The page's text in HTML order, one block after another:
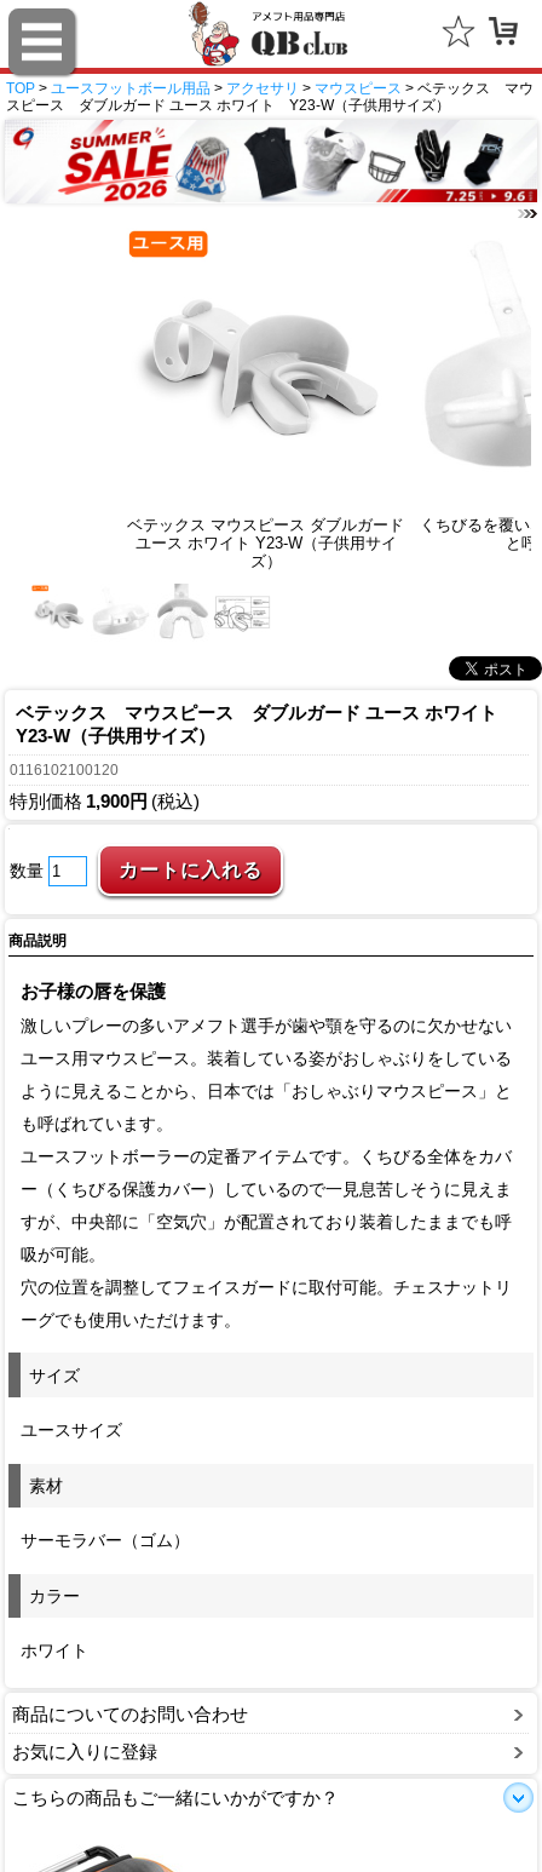
TOP > ユースフットボール用品 > アクセサリ > マウスピース > ベテックス マウ
スピース ダブルガード ユース ホワイト Y23-W（子供用サイズ）
ベテックス マウスピース ダブルガード
ユース ホワイト Y23-W（子供用サイ
ズ）
くちびるを覆い
と
ベテックス マウスピース ダブルガード ユース ホワイト
Y23-W（子供用サイズ）
0116102100120
特別価格 1,900円 (税込)
数量
商品説明
お子様の唇を保護
激しいプレーの多いアメフト選手が歯や顎を守るのに欠かせない
ユース用マウスピース。装着している姿がおしゃぶりをしている
ように見えることから、日本では「おしゃぶりマウスピース」と
も呼ばれています。
ユースフットボーラーの定番アイテムです。くちびる全体をカバ
ー（くちびる保護カバー）しているので一見息苦しそうに見えま
すが、中央部に「空気穴」が配置されており装着したままでも呼
吸が可能。
穴の位置を調整してフェイスガードに取付可能。チェスナットリ
ーグでも使用いただけます。
サイズ
ユースサイズ
素材
サーモラバー（ゴム）
カラー
ホワイト
商品についてのお問い合わせ
お気に入りに登録
こちらの商品もご一緒にいかがですか？